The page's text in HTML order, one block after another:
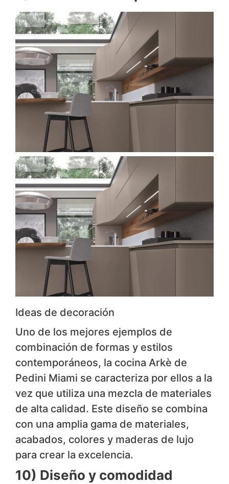
Ideas de decoración
Uno de los mejores ejemplos de
combinación de formas y estilos
contemporáneos, la cocina Arkè de
Pedini Miami se caracteriza por ellos a la
vez que utiliza una mezcla de materiales
de alta calidad. Este diseño se combina
con una amplia gama de materiales,
acabados, colores y maderas de lujo
para crear la excelencia.
10) Diseño y comodidad